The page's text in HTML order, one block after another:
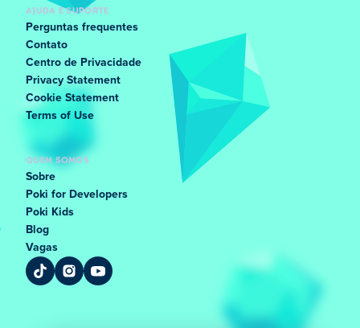
AJUDA E SUPORTE
Perguntas frequentes
Contato
Centro de Privacidade
Privacy Statement
Cookie Statement
Terms of Use
QUEM SOMOS
Sobre
Poki for Developers
Poki Kids
Blog
Vagas